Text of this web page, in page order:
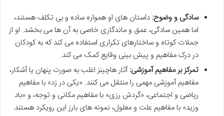
سادگی و وضوح: داستان های او همواره ساده و بی تکلف هستند،
اما همین سادگی، عمق و ماندگاری خاصی به آن ها می بخشد. او از
جملات کوتاه و ساختارهای تکراری استفاده می کند که به کودکان
در درک مفاهیم و پیش بینی وقایع کمک می کند.
تمرکز بر مفاهیم آموزشی:آثار هاچینز اغلب به صورت پنهان یا آشکار،
مفاهیم آموزشی مهمی را منتقل می کنند. «یکی در زد» با مفاهیم
ریاضی و اجتماعی، «گردش رزی» با مفاهیم مکانی و توجه، و «باد
وزید» با مفاهیم علت و معلول، نمونه های بارز این رویکرد هستند.